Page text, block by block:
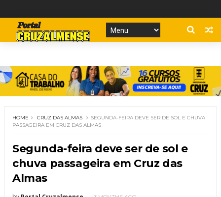
HOME CRUZ DAS ALMAS
SEGUNDA-FEIRA DEVE SER DE SOL E CHUVA
PASSAGEIRA EM CRUZ DAS ALMAS
Segunda-feira deve ser de sol e
chuva passageira em Cruz das
Almas